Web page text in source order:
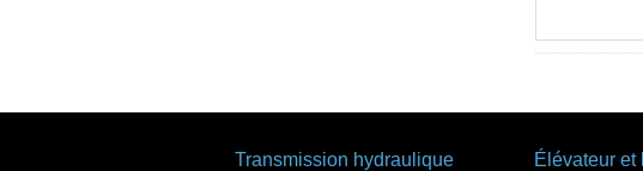
Transmission hydraulique Élévateur